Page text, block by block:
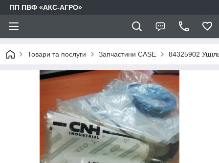
ПП ПВФ «АКС-АГРО»
Товари та послуги Запчастини CASE 84325902